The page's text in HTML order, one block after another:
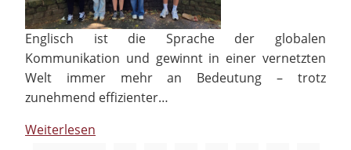
Englisch ist die Sprache der globalen
Kommunikation und gewinnt in einer vernetzten
Welt immer mehr an Bedeutung – trotz
zunehmend effizienter…
Weiterlesen